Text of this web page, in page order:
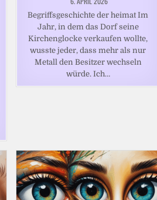
Begriffsgeschichte der heimat Im
Jahr, in dem das Dorf seine
Kirchenglocke verkaufen wollte,
wusste jeder, dass mehr als nur
Metall den Besitzer wechseln
würde. Ich…